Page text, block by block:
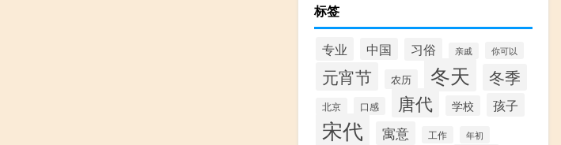
标签
专业 中国 习俗 亲戚 你可以
元宵节 农历 冬天 冬季
北京 口感 唐代 学校 孩子
宋代 寓意 工作 年初